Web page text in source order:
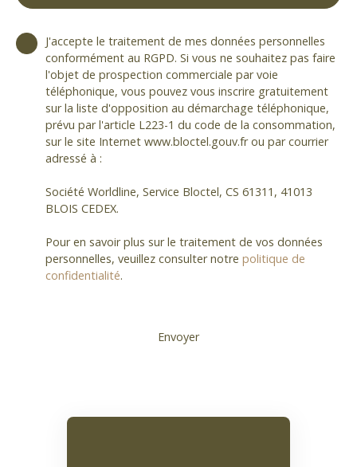
J'accepte le traitement de mes données personnelles
conformément au RGPD. Si vous ne souhaitez pas faire
l'objet de prospection commerciale par voie
téléphonique, vous pouvez vous inscrire gratuitement
sur la liste d'opposition au démarchage téléphonique,
prévu par l'article L223-1 du code de la consommation,
sur le site Internet www.bloctel.gouv.fr ou par courrier
adressé à :
Société Worldline, Service Bloctel, CS 61311, 41013
BLOIS CEDEX.
Pour en savoir plus sur le traitement de vos données
personnelles, veuillez consulter notre politique de
confidentialité.
Envoyer